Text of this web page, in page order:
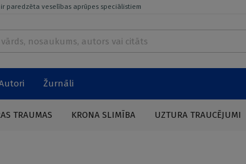
paredzēta veselības aprūpes speciālistiem
Žurnāli
TRAUMAS KRONA SLIMĪBA UZTURA TRAUCĒJUMI